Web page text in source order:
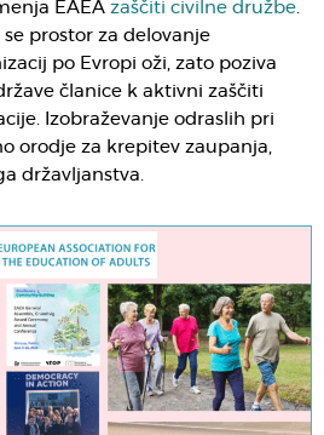
EAEA zaščiti civilne družbe.
prostor za delovanje
po Evropi oži, zato poziva
članice k aktivni zaščiti
Izobraževanje odraslih pri
orodje za krepitev zaupanja,
državljanstva.